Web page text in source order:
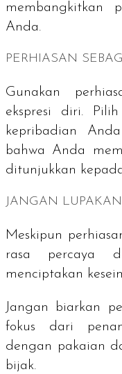
membangkitkan
Anda.
PERHIASAN
Gunakan
ekspresi diri.
kepribadian
bahwa Anda
ditunjukkan
JANGAN
Meskipun
rasa percaya
menciptakan
Jangan biarkan
fokus dari
dengan pakaian
bijak.